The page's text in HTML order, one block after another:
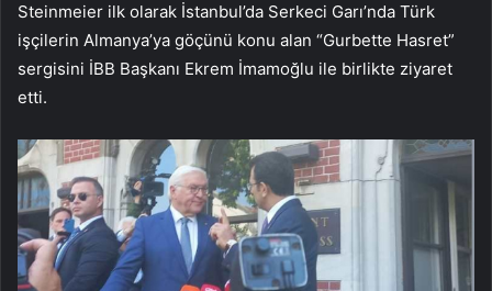
Steinmeier ilk olarak İstanbul’da Serkeci Garı’nda Türk
işçilerin Almanya’ya göçünü konu alan “Gurbette Hasret”
sergisini İBB Başkanı Ekrem İmamoğlu ile birlikte ziyaret
etti.